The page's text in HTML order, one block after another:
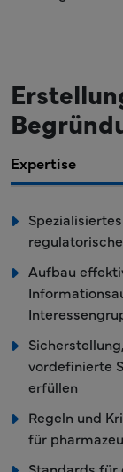
Expertise
Aufbau
vordefinierte
erfüllen
Regeln und
für
Standards für